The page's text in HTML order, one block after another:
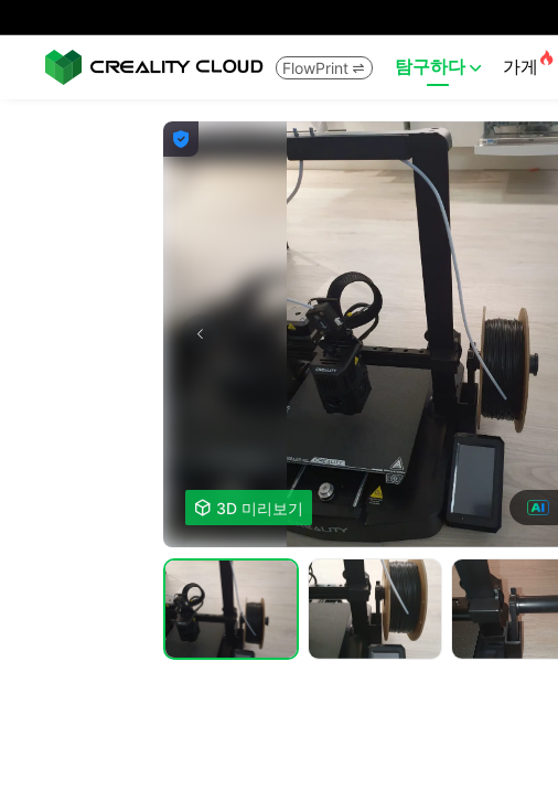
FlowPrint  탐구하다  가게 

 3D 미리보기